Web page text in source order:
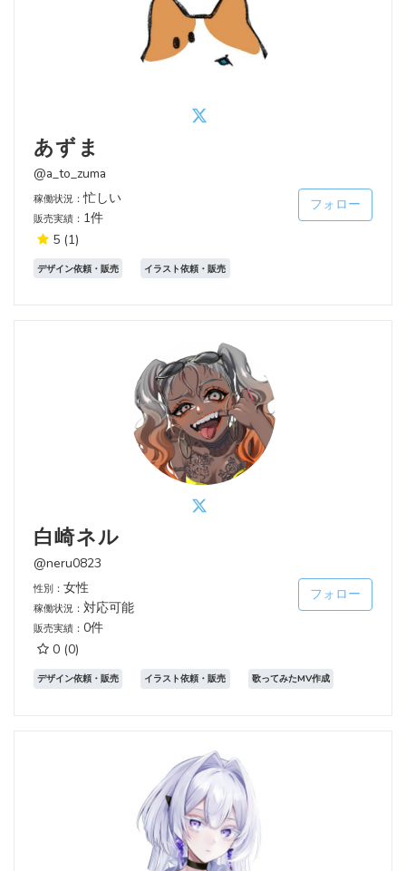
あずま
@a_to_zuma
稼働状況：忙しい
販売実績： 1件
5 (1)
フォロー
デザイン依頼・販売 イラスト依頼・販売
白崎ネル
@neru0823
性別： 女性
稼働状況： 対応可能
販売実績： 0件
0 (0)
フォロー
デザイン依頼・販売 イラスト依頼・販売 歌ってみたMV作成